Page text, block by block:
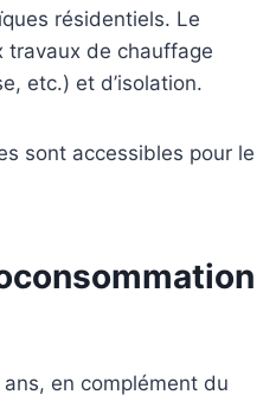
résidentiels. Le
travaux de chauffage
etc.) et d’isolation.
sont accessibles pour le
ans, en complément du